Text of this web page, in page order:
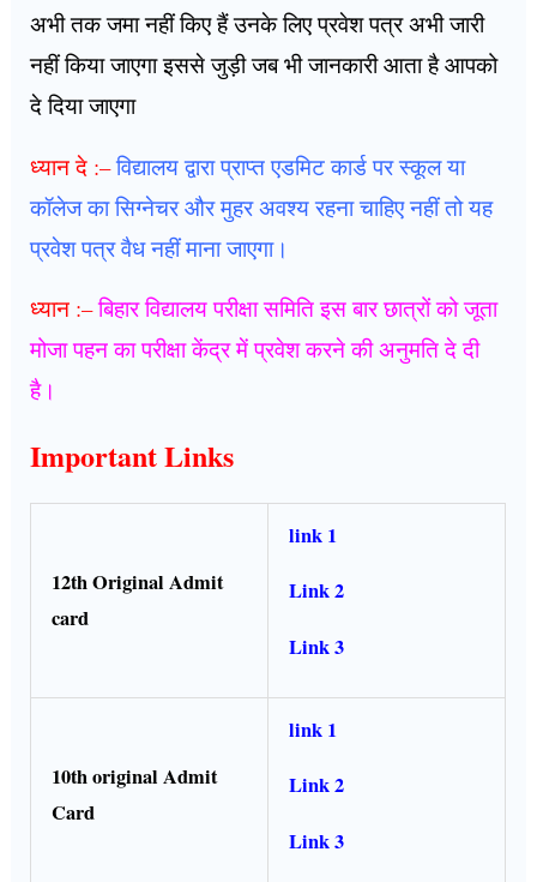
अभी तक जमा नहीं किए हैं उनके लिए प्रवेश पत्र अभी जारी
नहीं किया जाएगा इससे जुड़ी जब भी जानकारी आता है आपको
दे दिया जाएगा
ध्यान दे :– विद्यालय द्वारा प्राप्त एडमिट कार्ड पर स्कूल या
कॉलेज का सिग्नेचर और मुहर अवश्य रहना चाहिए नहीं तो यह
प्रवेश पत्र वैध नहीं माना जाएगा।
ध्यान :– बिहार विद्यालय परीक्षा समिति इस बार छात्रों को जूता
मोजा पहन का परीक्षा केंद्र में प्रवेश करने की अनुमति दे दी
है।
Important Links
12th Original Admit
card
link 1
Link 2
Link 3
10th original Admit
Card
link 1
Link 2
Link 3